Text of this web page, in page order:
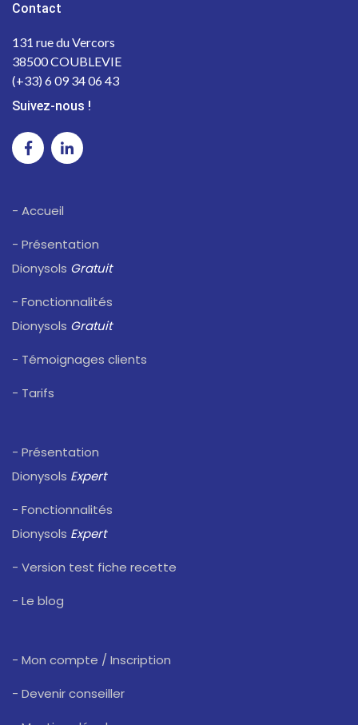
Contact
131 rue du Vercors
38500 COUBLEVIE
(+33) 6 09 34 06 43
Suivez-nous !
- Accueil
- Présentation
Dionysols Gratuit
- Fonctionnalités
Dionysols Gratuit
- Témoignages clients
- Tarifs
- Présentation
Dionysols Expert
- Fonctionnalités
Dionysols Expert
- Version test fiche recette
- Le blog
- Mon compte / Inscription
- Devenir conseiller